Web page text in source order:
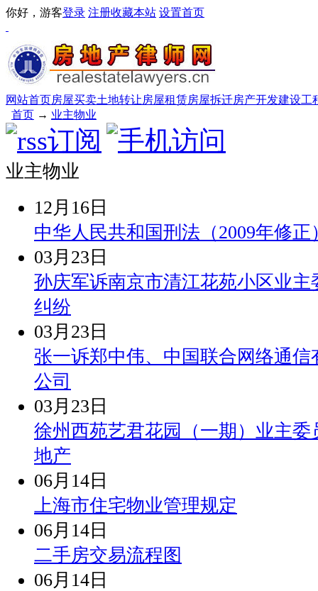
你好，游客登录 注册收藏本站 设置首页
网站首页房屋买卖土地转让房屋租赁房屋拆迁房产开发建设工
首页 → 业主物业
业主物业
12月16日
中华人民共和国刑法（2009年修正
03月23日
孙庆军诉南京市清江花苑小区业主
纠纷
03月23日
张一诉郑中伟、中国联合网络通信
公司
03月23日
徐州西苑艺君花园（一期）业主委
地产
06月14日
上海市住宅物业管理规定
06月14日
二手房交易流程图
06月14日